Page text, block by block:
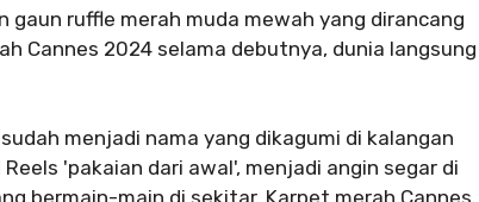
gaun ruffle merah muda mewah yang dirancang
Cannes 2024 selama debutnya, dunia langsung
menjadi nama yang dikagumi di kalangan
'pakaian dari awal', menjadi angin segar di
bermain-main di sekitar. Karpet merah Cannes.